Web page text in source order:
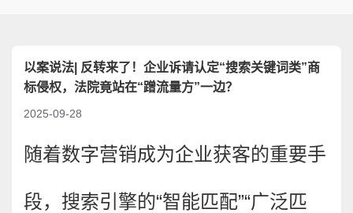
以案说法| 反转来了！企业诉请认定“搜索关键词类”商
标侵权，法院竟站在“蹭流量方”一边？
2025-09-28
随着数字营销成为企业获客的重要手
段，搜索引擎的“智能匹配”“广泛匹